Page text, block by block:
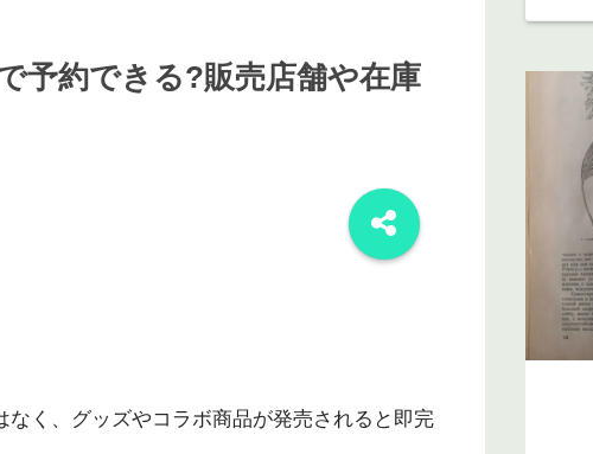
予約できる?販売店舗や在庫
く、グッズやコラボ商品が発売されると即完